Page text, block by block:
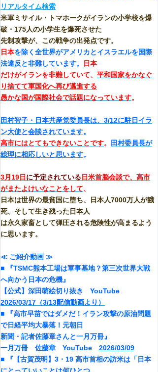
リアルタイム検索
米軍ミサイル・トマホークがイランの小学校を爆
破・175人の小学生を爆死させた
先制攻撃が、この戦争の出発点です。
日本を除く全世界がアメリカとイスラエルを国際
法違反と非難しています。
日本
だけがイランを非難していて、 平和国家をかなぐ
り捨てて軍国化へ再び邁進する
愚かな国が国際社会で話題になっています。
田村智子・日本共産党委員長は、3/12に駐日イラ
ン大使と会談されています。
高市にはとてもできないことです。
田村委員長が
総理に相応しいと思います。
3月19日 に予定されている 日米首脳会談で、 高市
がまたよけいなことをして、
日本は世界の最貧国に堕ち、日本人7000万人が餓
死、そして生き残った日本人
は永久家畜として弾圧される危険性が高まるよう
に思います。
≪ ご紹介動画 ≫
■ 『TSMC熊本工場は軍事基地？第三次世界大戦
へ向かう日本の危機』
【公式】深田萌絵切り抜き YouTube
2026/03/17（3/13配信動画より）
■ 『高市早苗ではダメだ！イラン攻撃の原油問題
で日経平均大暴落！元朝日
新聞・記者佐藤章さんと一月万冊』
一月万冊 佐藤章 YouTube 2026/03/09
■ 『【古賀茂明】3・19 高市首相の訪米は「日本